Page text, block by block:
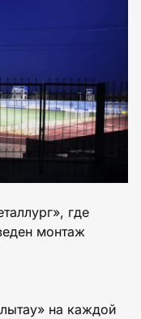
где
монтаж
на каждой